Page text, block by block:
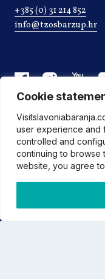
Cookie
user experience and
controlled and
continuing to browse
website, you agree
+385 (0) 31 214 852
info@tzosbarzup.hr
©2022 Tourist board of